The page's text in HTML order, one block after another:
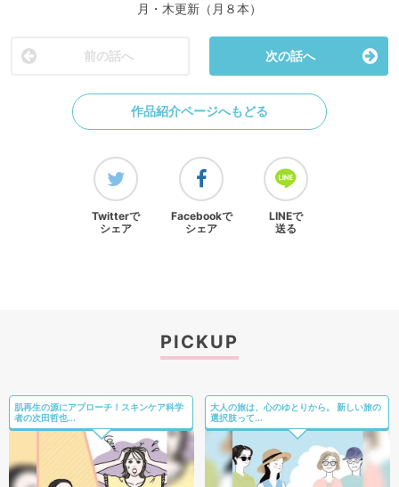
月・木更新（月８本）
前の話へ 次の話へ
作品紹介ページへもどる
Twitterで
シェア
Facebookで
シェア
LINEで
送る
PICKUP
肌再生の源にアプローチ！スキンケア科学
者の次田哲也...
大人の旅は、心のゆとりから。 新しい旅の
選択肢って...